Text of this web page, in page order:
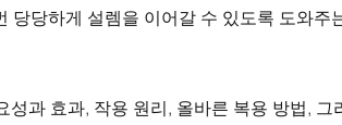
당당하게 설렘을 이어갈 수 있도록 도와주
성과 효과, 작용 원리, 올바른 복용 방법,